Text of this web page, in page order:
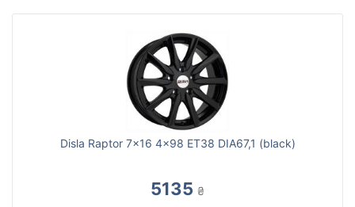
Disla Raptor 7x16 4x98 ET38 DIA67,1 (black)
5135 ₴